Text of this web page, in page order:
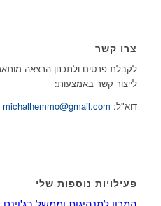
צרו קשר
לקבלת פרטים ולתכנון הרצאה
לייצור קשר באמצעות:
דוא"ל: michalhemmo@gmail.com
פעילויות נוספות שלי